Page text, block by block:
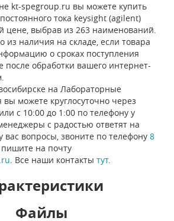
kt-spegroup.ru вы можете купить
тока keysight (agilent)
цене, выбрав из 263 наименований.
из наличия на складе, если товара
о сроках поступления
после обработки вашего интернет-
на Лабораторные
можете круглосуточно через
с 10:00 до 1:00 по телефону у
с радостью ответят на
вопросы, звоните по телефону 8
на почту
. Все наши контакты тут.
Файлы